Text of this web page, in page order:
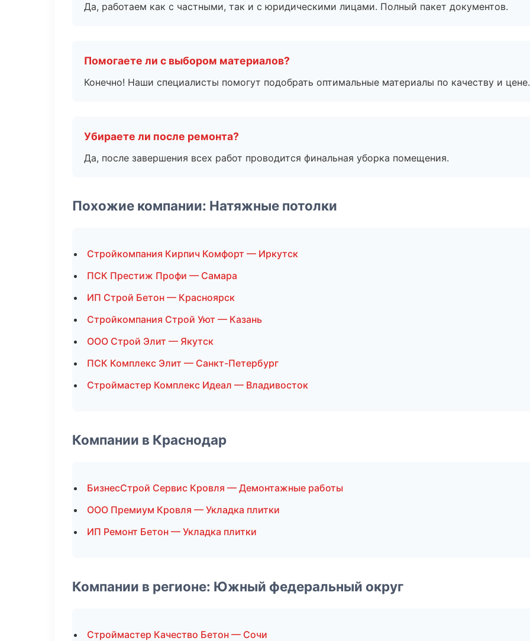
Да, работаем как с частными, так и с юридическими лицами. Полный пакет документов.
Помогаете ли с выбором материалов?
Конечно! Наши специалисты помогут подобрать оптимальные материалы по качеству и цене.
Убираете ли после ремонта?
Да, после завершения всех работ проводится финальная уборка помещения.
Похожие компании: Натяжные потолки
Стройкомпания Кирпич Комфорт — Иркутск
ПСК Престиж Профи — Самара
ИП Строй Бетон — Красноярск
Стройкомпания Строй Уют — Казань
ООО Строй Элит — Якутск
ПСК Комплекс Элит — Санкт-Петербург
Строймастер Комплекс Идеал — Владивосток
Компании в Краснодар
БизнесСтрой Сервис Кровля — Демонтажные работы
ООО Премиум Кровля — Укладка плитки
ИП Ремонт Бетон — Укладка плитки
Компании в регионе: Южный федеральный округ
Строймастер Качество Бетон — Сочи